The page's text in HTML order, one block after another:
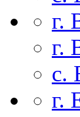
г.
г.
с.
г.